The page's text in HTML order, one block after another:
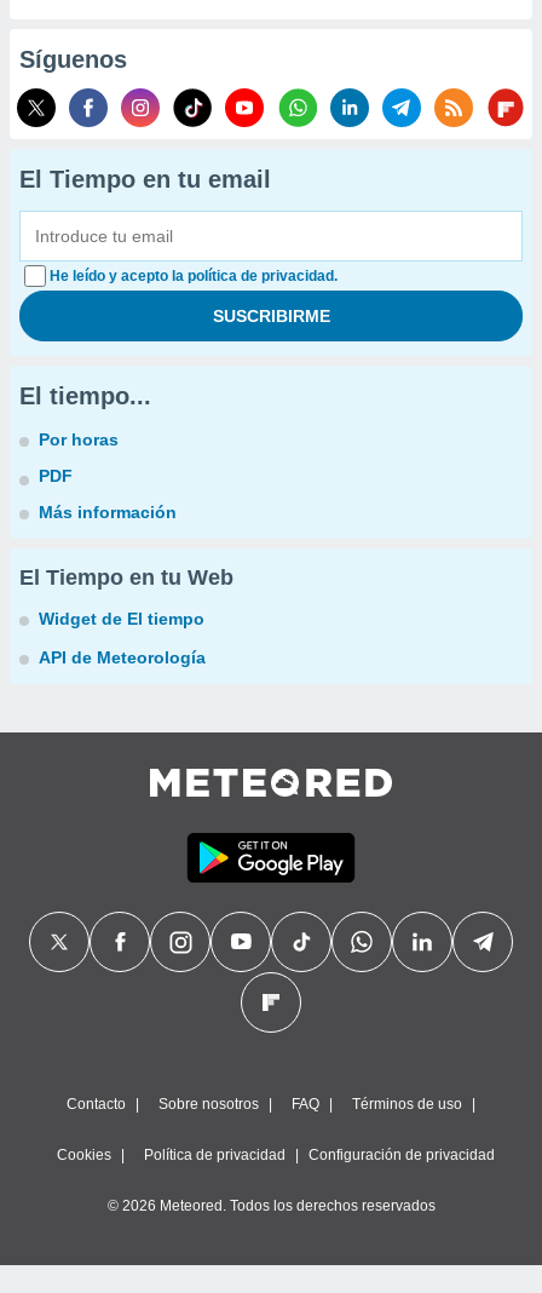
Síguenos
El Tiempo en tu email
He leído y acepto la política de privacidad.
El tiempo...
Por horas
PDF
Más información
El Tiempo en tu Web
Widget de El tiempo
API de Meteorología
Contacto Sobre nosotros FAQ Términos de uso
Cookies Política de privacidad Configuración de privacidad
© 2026 Meteored. Todos los derechos reservados